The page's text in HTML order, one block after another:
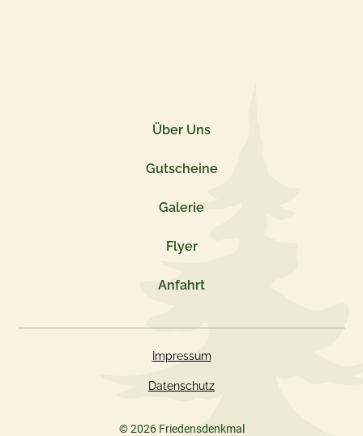
Über Uns
Gutscheine
Galerie
Flyer
Anfahrt
© 2026 Friedensdenkmal
Impressum
Datenschutz